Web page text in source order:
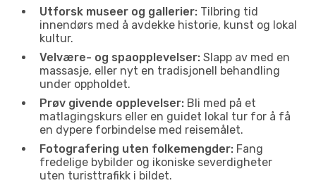
Utforsk museer og gallerier: Tilbring tid
innendørs med å avdekke historie, kunst og lokal
kultur.
Velvære- og spaopplevelser: Slapp av med en
massasje, eller nyt en tradisjonell behandling
under oppholdet.
Prøv givende opplevelser: Bli med på et
matlagingskurs eller en guidet lokal tur for å få
en dypere forbindelse med reisemålet.
Fotografering uten folkemengder: Fang
fredelige bybilder og ikoniske severdigheter
uten turisttrafikk i bildet.